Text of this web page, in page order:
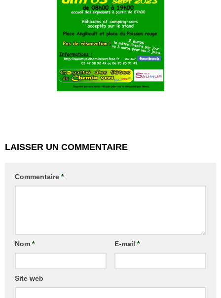
LAISSER UN COMMENTAIRE
Commentaire *
Nom * E-mail *
Site web